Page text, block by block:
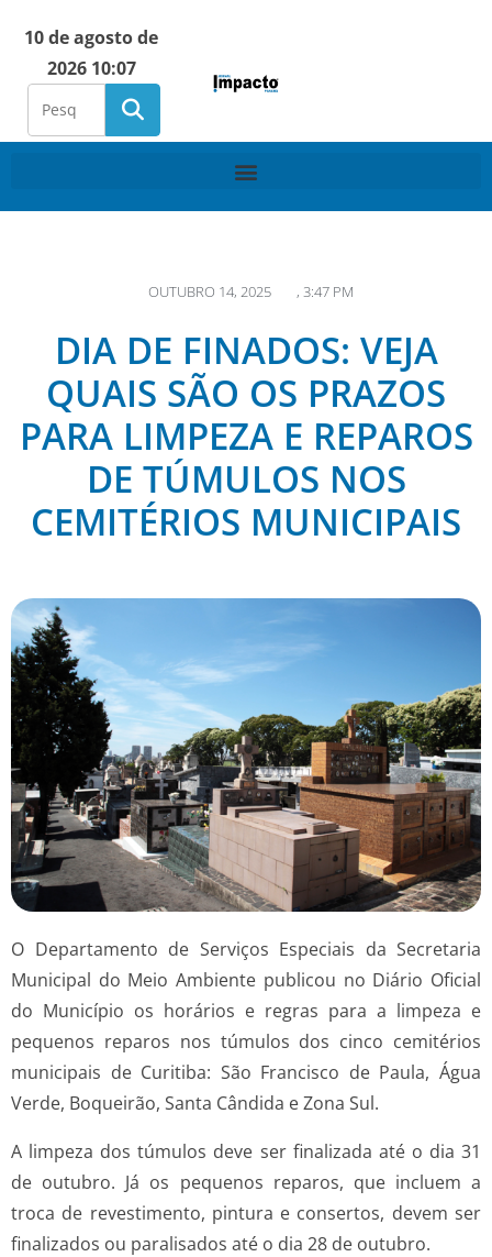
10 de agosto de
2026 10:07
OUTUBRO 14, 2025 , 3:47 PM
DIA DE FINADOS: VEJA
QUAIS SÃO OS PRAZOS
PARA LIMPEZA E REPAROS
DE TÚMULOS NOS
CEMITÉRIOS MUNICIPAIS
O Departamento de Serviços Especiais da Secretaria
Municipal do Meio Ambiente publicou no Diário Oficial
do Município os horários e regras para a limpeza e
pequenos reparos nos túmulos dos cinco cemitérios
municipais de Curitiba: São Francisco de Paula, Água
Verde, Boqueirão, Santa Cândida e Zona Sul.
A limpeza dos túmulos deve ser finalizada até o dia 31
de outubro. Já os pequenos reparos, que incluem a
troca de revestimento, pintura e consertos, devem ser
finalizados ou paralisados até o dia 28 de outubro.